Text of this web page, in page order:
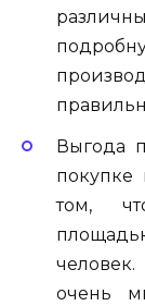
Выгода
покупке
том,
очень